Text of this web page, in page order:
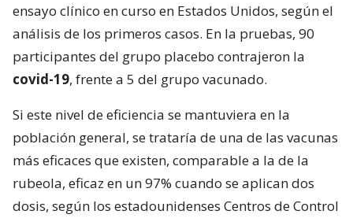
ensayo clínico en curso en Estados Unidos, según el
análisis de los primeros casos. En la pruebas, 90
participantes del grupo placebo contrajeron la
covid-19, frente a 5 del grupo vacunado.
Si este nivel de eficiencia se mantuviera en la
población general, se trataría de una de las vacunas
más eficaces que existen, comparable a la de la
rubeola, eficaz en un 97% cuando se aplican dos
dosis, según los estadounidenses Centros de Control